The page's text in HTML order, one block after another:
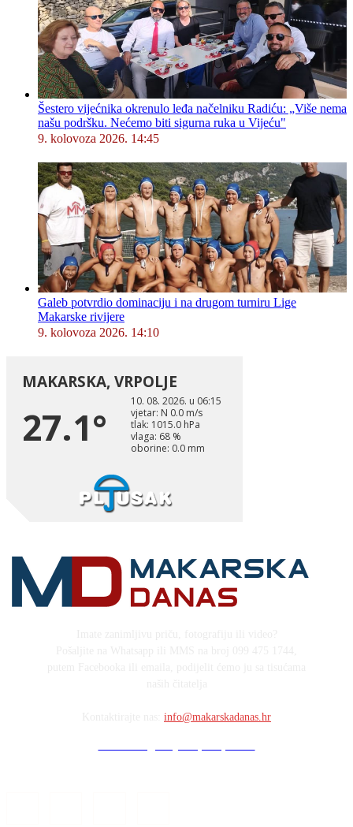
Šestero vijećnika okrenulo leđa načelniku Radiću: „Više nema
našu podršku. Nećemo biti sigurna ruka u Vijeću"
9. kolovoza 2026. 14:45
Galeb potvrdio dominaciju i na drugom turniru Lige
Makarske rivijere
9. kolovoza 2026. 14:10
info@makarskadanas.hr